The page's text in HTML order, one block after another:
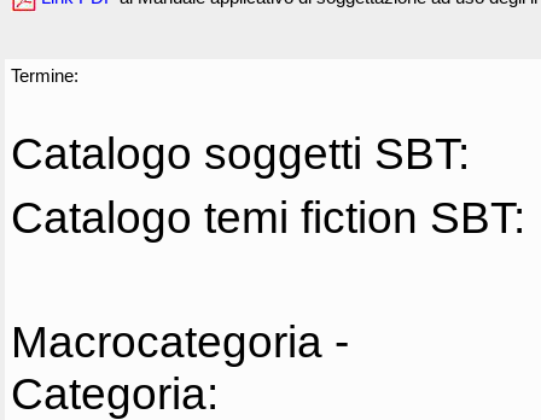
Termine:
Catalogo soggetti SBT:
Catalogo temi fiction SBT:
Macrocategoria -
Categoria: